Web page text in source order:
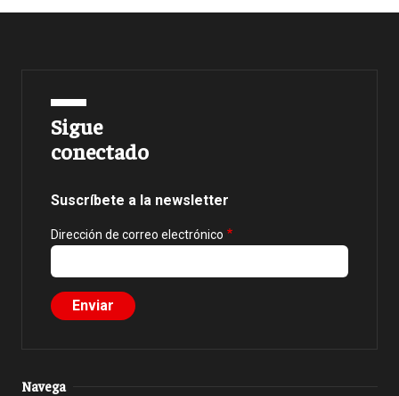
Sigue
conectado
Suscríbete a la newsletter
Dirección de correo electrónico
Navega